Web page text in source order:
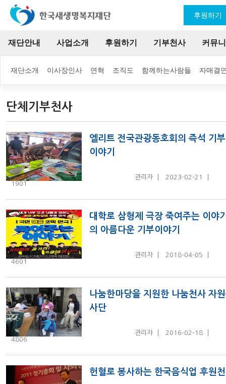
재단안내
재단소개 이사장인사 연혁 조직도 함께하는사람들 자매결
사업소개 후원하기 기부천사 커뮤
후원하기
단체기부천사
엘리트 전국관광동호회의 즉석 기부
이야기
관리자
2023-02-21
1901
대학로 삼형제 극장 죽여주는 이야
의 아름다운 기부이야기
관리자
2018-04-05
4601
나눔한마당을 지원한 나눔천사 자
사단
관리자
2016-02-18
4806
헌혈로 봉사하는 한국음식업 후원